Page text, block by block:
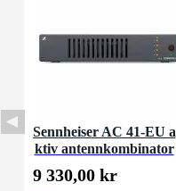
Sennheiser AC 41-EU a
ktiv antennkombinator
9 330,00 kr